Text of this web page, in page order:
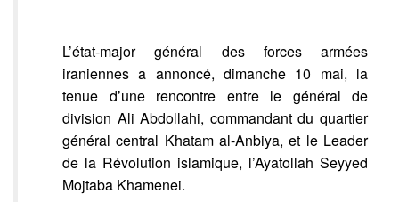
L’état-major général des forces armées
iraniennes a annoncé, dimanche 10 mai, la
tenue d’une rencontre entre le général de
division Ali Abdollahi, commandant du quartier
général central Khatam al-Anbiya, et le Leader
de la Révolution islamique, l’Ayatollah Seyyed
Mojtaba Khamenei.